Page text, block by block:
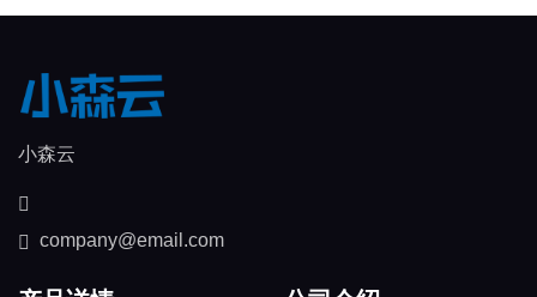
小森云
company@email.com